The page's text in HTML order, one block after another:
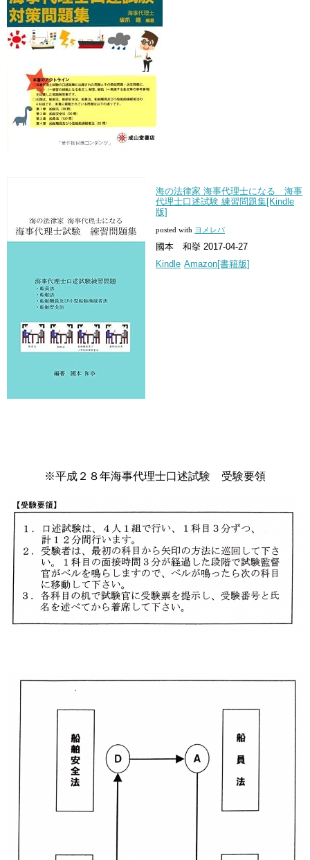
海の法律家 海事代理士になる 海事
代理士口述試験 練習問題集[Kindle
版]
posted with ヨメレバ
國本 和挙 2017-04-27
Kindle Amazon[書籍版]
※平成２８年海事代理士口述試験 受験要領